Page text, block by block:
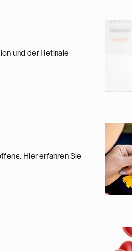
und der Retinale
Hier erfahren Sie